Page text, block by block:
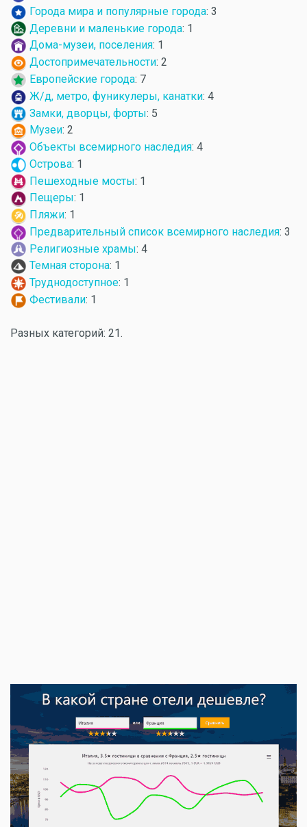
Города мира и популярные города: 3
Деревни и маленькие города: 1
Дома-музеи, поселения: 1
Достопримечательности: 2
Европейские города: 7
Ж/д, метро, фуникулеры, канатки: 4
Замки, дворцы, форты: 5
Музеи: 2
Объекты всемирного наследия: 4
Острова: 1
Пешеходные мосты: 1
Пещеры: 1
Пляжи: 1
Предварительный список всемирного наследия: 3
Религиозные храмы: 4
Темная сторона: 1
Труднодоступное: 1
Фестивали: 1
Разных категорий: 21.